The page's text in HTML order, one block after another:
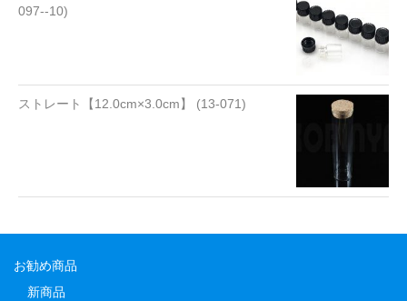
097--10)
ストレート【12.0cm×3.0cm】 (13-071)
お勧め商品
新商品